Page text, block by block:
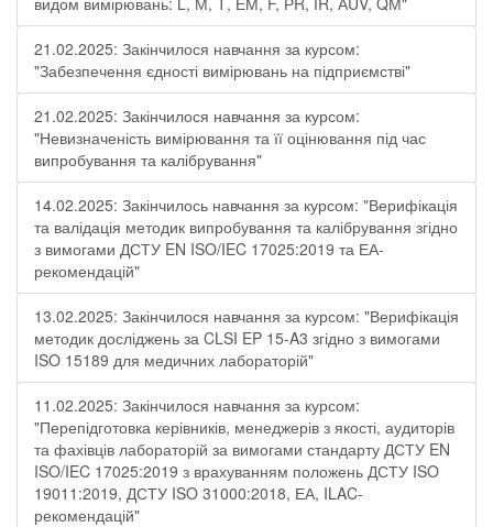
21.02.2025: Закінчилося навчання за курсом:
"Забезпечення єдності вимірювань на підприємстві"
21.02.2025: Закінчилося навчання за курсом:
"Невизначеність вимірювання та її оцінювання під час
випробування та калібрування"
14.02.2025: Закінчилось навчання за курсом: "Верифікація
та валідація методик випробування та калібрування згідно
з вимогами ДСТУ EN ISO/IEC 17025:2019 та ЕА-
рекомендацій"
13.02.2025: Закінчилося навчання за курсом: "Верифікація
методик досліджень за CLSI EP 15-A3 згідно з вимогами
ISO 15189 для медичних лабораторій"
11.02.2025: Закінчилося навчання за курсом:
"Перепідготовка керівників, менеджерів з якості, аудиторів
та фахівців лабораторій за вимогами стандарту ДСТУ EN
ISO/IEC 17025:2019 з врахуванням положень ДСТУ ISO
19011:2019, ДСТУ ISO 31000:2018, ЕА, ILAC-
рекомендацій"